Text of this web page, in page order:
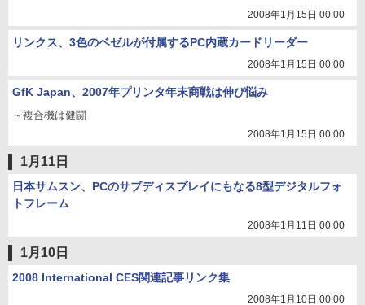
2008年1月15日 00:00
リンクス、3色のベゼルが付属するPC内蔵カードリーダー
2008年1月15日 00:00
GfK Japan、2007年プリンタ年末商戦は伸び悩み
～複合機は健闘
2008年1月15日 00:00
1月11日
日本サムスン、PCのサブディスプレイにもなる8型デジタルフォ
トフレーム
2008年1月11日 00:00
1月10日
2008 International CES関連記事リンク集
2008年1月10日 00:00